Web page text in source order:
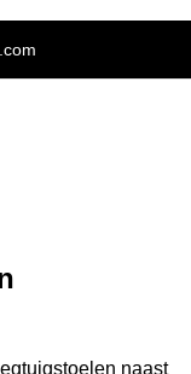
.com